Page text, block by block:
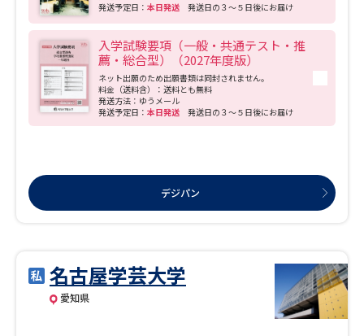
発送予定日： 本日発送 発送日の３～５日後にお届け
入学試験要項（一般・共通テスト・推
薦・総合型）（2027年度版）
ネット出願のため出願書類は同封されません。
料金（送料含）：送料とも無料
発送方法：ゆうメール
発送予定日： 本日発送 発送日の３～５日後にお届け
デジパン
名古屋学芸大学
愛知県